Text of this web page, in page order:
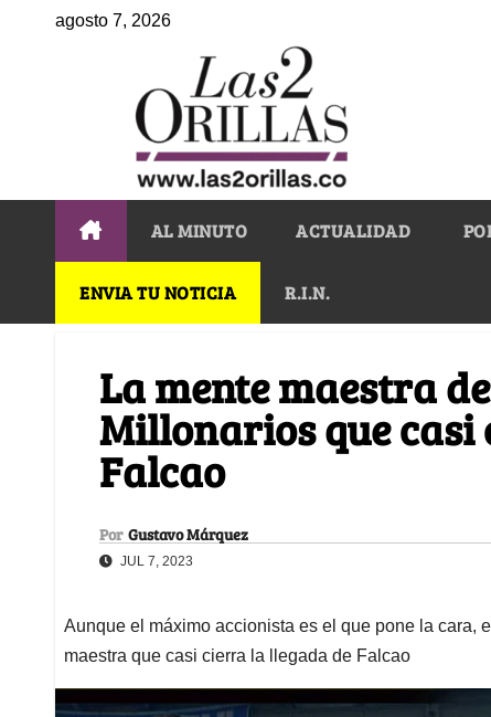
agosto 7, 2026
AL MINUTO ACTUALIDAD
ENVIA TU NOTICIA R.I.N.
La mente maestra
Millonarios que casi
Falcao
Por Gustavo Márquez
JUL 7, 2023
Aunque el máximo accionista es el que pone la cara,
maestra que casi cierra la llegada de Falcao